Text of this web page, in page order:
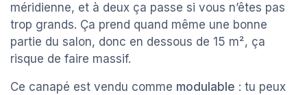
méridienne, et à deux ça passe si vous n’êtes pas
trop grands. Ça prend quand même une bonne
partie du salon, donc en dessous de 15 m², ça
risque de faire massif.
Ce canapé est vendu comme modulable : tu peux